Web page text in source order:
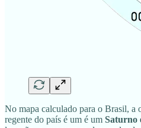
No mapa calculado para o Brasil, a
regente do país é um é um Saturno